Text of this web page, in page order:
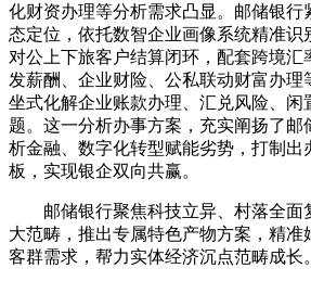
化财资办理等分析需求凸显。邮储银行
态定位，依托数智企业画像系统精准识
对公上下旅客户结算闭环，配套跨境汇
发薪酬、企业财险、公私联动财富办理
坐式化解企业账款办理、汇兑风险、闲
题。这一分析办事方案，充实阐扬了邮
析金融、数字化转型赋能劣势，打制出
板，实现银企双向共赢。
邮储银行聚焦科技立异、村落全面
大范畴，推出专属特色产物方案，精准
客群需求，帮力实体经济沉点范畴成长。